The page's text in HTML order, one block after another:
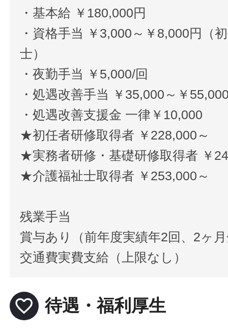
・基本給 ￥180,000円
・資格手当 ￥3,000～￥8,000円（
士）
・夜勤手当 ￥5,000/回
・処遇改善手当 ￥35,000～￥
・処遇改善支援金 一律￥10,000
★初任者研修取得者 ￥228,000～
★実務者研修・基礎研修取得者 ￥
★介護福祉士取得者 ￥253,000～
残業手当
賞与あり（前年度実績年2回、2ヶ
交通費実費支給（上限なし）
favorite_border 待遇・福利厚生